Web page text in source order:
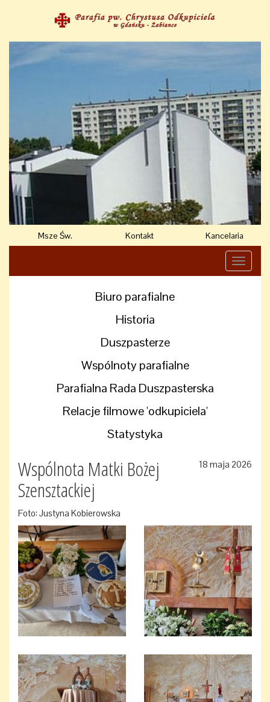
Msze Św. Kontakt Kancelaria
Toggle
Biuro parafialne
Historia
Duszpasterze
Wspólnoty parafialne
Parafialna Rada Duszpasterska
Relacje filmowe 'odkupiciela'
Statystyka
18 maja 2026
Wspólnota Matki Bożej
Szensztackiej
Foto: Justyna Kobierowska